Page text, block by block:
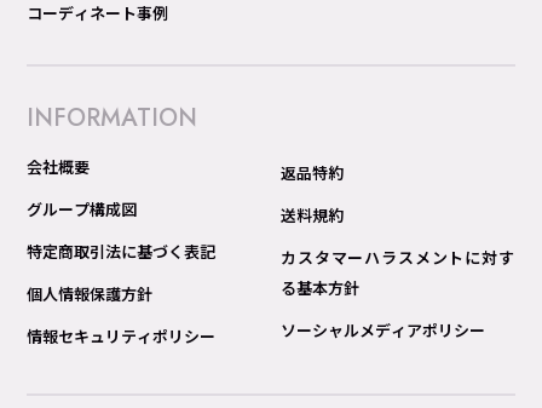
コーディネート事例
INFORMATION
会社概要
グループ構成図
特定商取引法に基づく表記
個人情報保護方針
情報セキュリティポリシー
返品特約
送料規約
カスタマーハラスメントに対す
る基本方針
ソーシャルメディアポリシー